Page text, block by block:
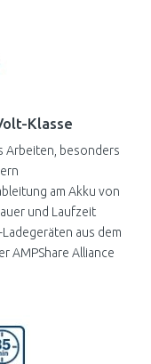
Klasse
Arbeiten, besonders
am Akku von
und Laufzeit
aus dem
AMPShare Alliance